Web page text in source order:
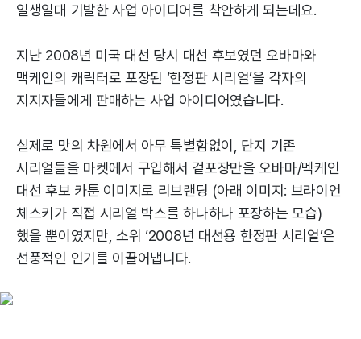
일생일대 기발한 사업 아이디어를 착안하게 되는데요.
지난 2008년 미국 대선 당시 대선 후보였던 오바마와
맥케인의 캐릭터로 포장된 ‘한정판 시리얼’을 각자의
지지자들에게 판매하는 사업 아이디어였습니다.
실제로 맛의 차원에서 아무 특별함없이, 단지 기존
시리얼들을 마켓에서 구입해서 겉포장만을 오바마/멕케인
대선 후보 카툰 이미지로 리브랜딩 (아래 이미지: 브라이언
체스키가 직접 시리얼 박스를 하나하나 포장하는 모습)
했을 뿐이였지만, 소위 ‘2008년 대선용 한정판 시리얼’은
선풍적인 인기를 이끌어냅니다.